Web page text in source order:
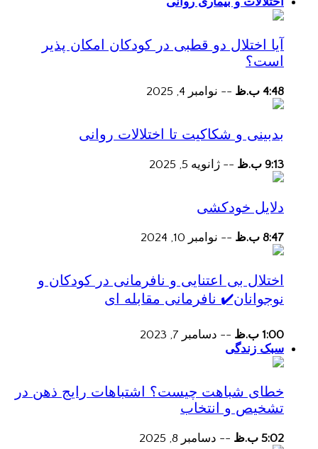
آیا اختلال دو قطبی در کودکان امکان پذیر
است؟
4:48 ب.ظ -- نوامبر 4, 2025
بدبینی و شکاکیت تا اختلالات روانی
9:13 ب.ظ -- ژانویه 5, 2025
دلایل خودکشی
8:47 ب.ظ -- نوامبر 10, 2024
اختلال بی اعتنایی و نافرمانی در کودکان و
نوجوانان✔️ نافرمانی مقابله ای
1:00 ب.ظ -- دسامبر 7, 2023
سبک زندگی
خطای شباهت چیست؟ اشتباهات رایج ذهن در
تشخیص و انتخاب
5:02 ب.ظ -- دسامبر 8, 2025